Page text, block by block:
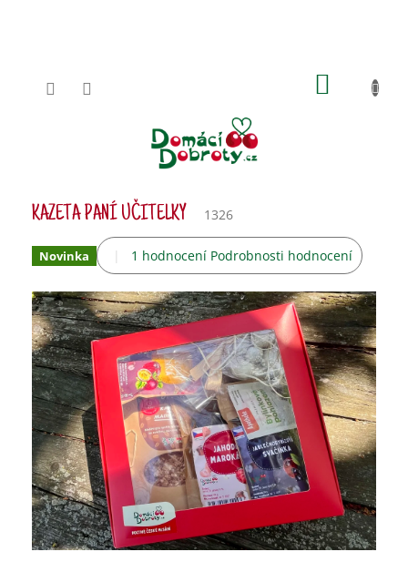
KAZETA PANÍ UČITELKY 1326
Novinka
Průměrné
hodnocení
produktu
je
5,0
5
hvězdiček.
1 hodnocení Podrobnosti hodnocení